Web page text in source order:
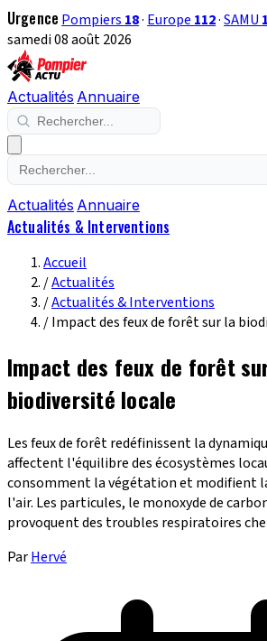
Urgence Pompiers 18· Europe 112·SAMU
samedi 08 août 2026
Actualités Annuaire
Actualités Annuaire
Actualités & Interventions
Accueil
/Actualités
/Actualités & Interventions
/Impact des feux de forêt sur la
Impact des feux de forêt
biodiversité locale
Les feux de forêt redéfinissent la
affectent l'équilibre des écosystèmes
consomment la végétation et modifient
l'air. Les particules, le monoxyde de
provoquent des troubles respiratoires
ParHervé